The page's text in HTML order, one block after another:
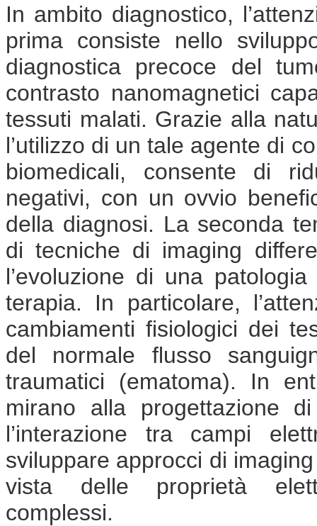
In ambito diagnostico,
prima consiste nello
diagnostica precoce del
contrasto nanomagnetici
tessuti malati. Grazie alla
l’utilizzo di un tale agente di
biomedicali, consente di
negativi, con un ovvio
della diagnosi. La seconda
di tecniche di imaging
l’evoluzione di una
terapia. In particolare,
cambiamenti fisiologici dei
del normale flusso
traumatici (ematoma). In
mirano alla progettazione
l’interazione tra campi
sviluppare approcci di
vista delle proprietà
complessi.